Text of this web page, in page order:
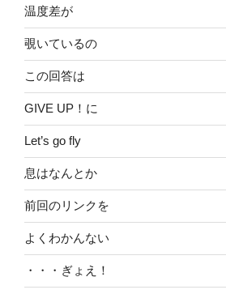
温度差が
覗いているの
この回答は
GIVE UP！に
Let’s go fly
息はなんとか
前回のリンクを
よくわかんない
・・・ぎょえ！